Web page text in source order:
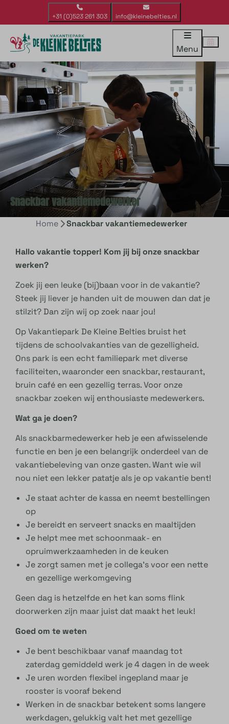
+31 (0)523 261 303 info@kleinebelties.nl
Menu
Snackbar vakantiemedewerker
Home Snackbar vakantiemedewerker
Hallo vakantie topper! Kom jij bij onze snackbar
werken?
Zoek jij een leuke (bij)baan voor in de vakantie?
Steek jij liever je handen uit de mouwen dan dat je
stilzit? Dan zijn wij op zoek naar jou!
Op Vakantiepark De Kleine Belties bruist het
tijdens de schoolvakanties van de gezelligheid.
Ons park is een echt familiepark met diverse
faciliteiten, waaronder een snackbar, restaurant,
bruin café en een gezellig terras. Voor onze
snackbar zoeken wij enthousiaste medewerkers.
Wat ga je doen?
Als snackbar­medewerker heb je een afwisselende
functie en ben je een belangrijk onderdeel van de
vakantiebeleving van onze gasten. Want wie wil
nou niet een lekker patatje als je op vakantie bent!
Je staat achter de kassa en neemt bestellingen
op
Je bereidt en serveert snacks en maaltijden
Je helpt mee met schoonmaak- en
opruimwerkzaamheden in de keuken
Je zorgt samen met je collega’s voor een nette
en gezellige werkomgeving
Geen dag is hetzelfde en het kan soms flink
doorwerken zijn maar juist dat maakt het leuk!
Goed om te weten
Je bent beschikbaar vanaf maandag tot
zaterdag gemiddeld werk je 4 dagen in de week
Je uren worden flexibel ingepland maar je
rooster is vooraf bekend
Werken in de snackbar betekent soms langere
werkdagen, gelukkig valt het met gezellige